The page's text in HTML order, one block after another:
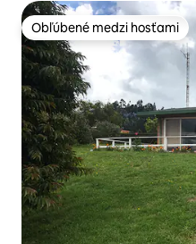
Obľúbené medzi hosťami
Obľúbené medzi hosťami